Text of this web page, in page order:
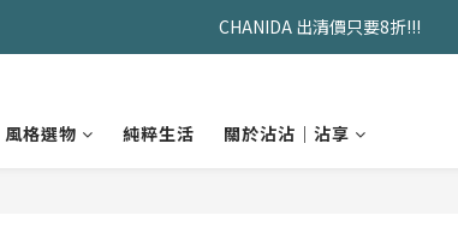
久坐神器>>坐&靠墊組合只要$1488
CHANIDA 出清價只要8折!!!
風格選物 純粹生活 關於沾沾｜沾享